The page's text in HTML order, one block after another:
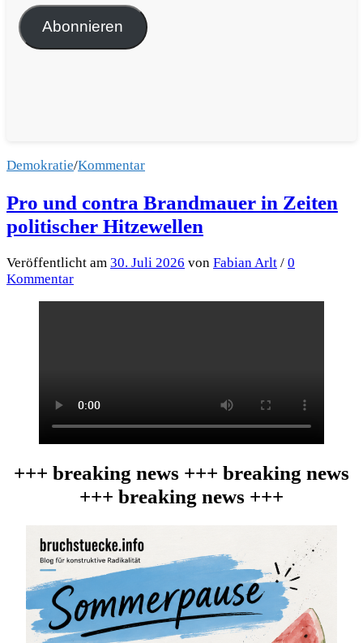
Adresse
Abonnieren
Demokratie/Kommentar
Pro und contra Brandmauer in Zeiten
politischer Hitzewellen
Veröffentlicht am 30. Juli 2026 von Fabian Arlt / 0
Kommentar
+++ breaking news +++ breaking news
+++ breaking news +++